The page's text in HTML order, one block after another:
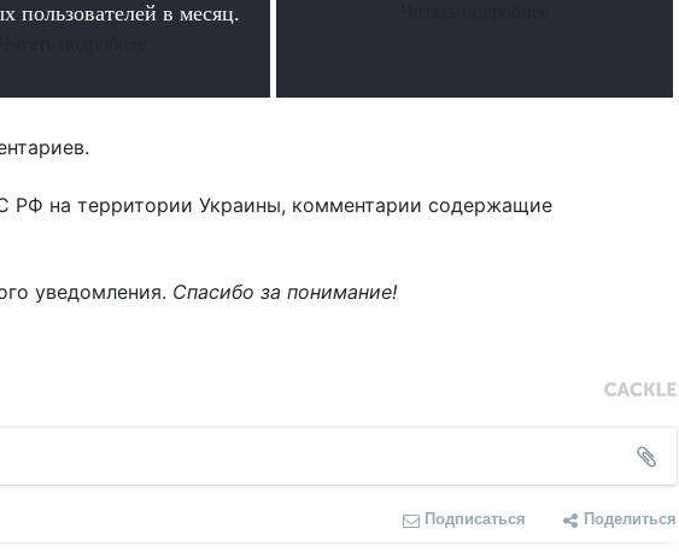
пользователей в месяц.
РФ на территории Украины, комментарии содержащие
уведомления. Спасибо за понимание!
Подписаться Поделиться